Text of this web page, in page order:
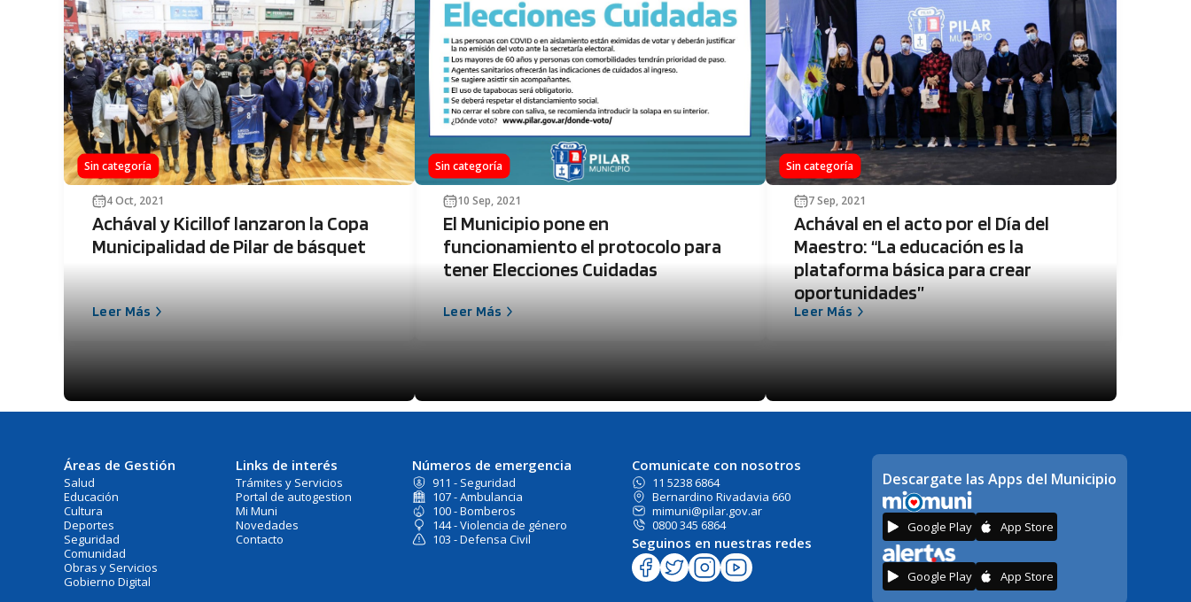
Sin categoría
4 Oct, 2021
Achával y Kicillof lanzaron la Copa
Municipalidad de Pilar de básquet
Leer Más
Sin categoría
10 Sep, 2021
El Municipio pone en
funcionamiento el protocolo para
tener Elecciones Cuidadas
Leer Más
Sin categoría
7 Sep, 2021
Achával en el acto por el Día del
Maestro: “La educación es la
plataforma básica para crear
oportunidades”
Leer Más
Áreas de Gestión
Salud
Educación
Cultura
Deportes
Seguridad
Comunidad
Obras y Servicios
Gobierno Digital
Links de interés
Trámites y Servicios
Portal de autogestion
Mi Muni
Novedades
Contacto
Números de emergencia
911 - Seguridad
107 - Ambulancia
100 - Bomberos
144 - Violencia de género
103 - Defensa Civil
Comunicate con nosotros
11 5238 6864
Bernardino Rivadavia 660
mimuni@pilar.gov.ar
0800 345 6864
Seguinos en nuestras redes
Descargate las Apps del Municipio
Google Play App Store
Google Play App Store